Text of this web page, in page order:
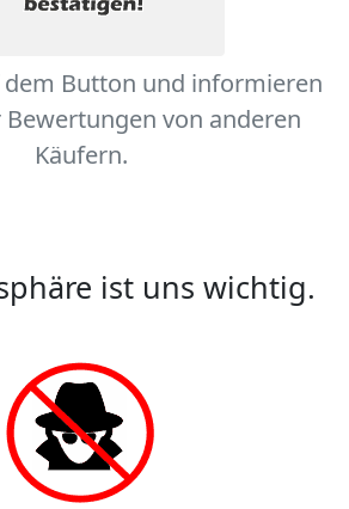
dem Button und informieren
Bewertungen von anderen
Käufern.
ist uns wichtig.